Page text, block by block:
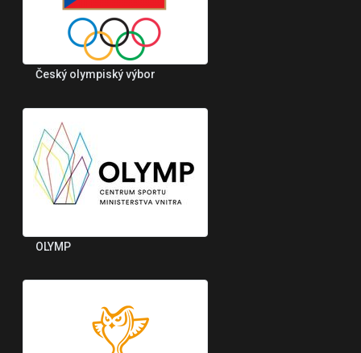
Český olympiský výbor
OLYMP